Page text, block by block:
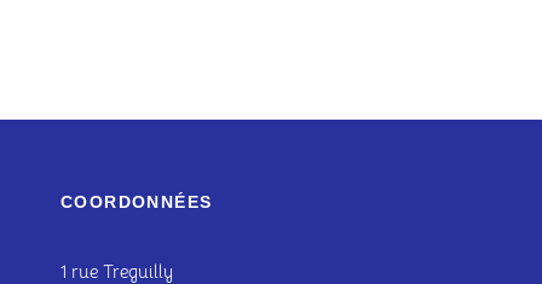
COORDONNÉES
1 rue Treguilly